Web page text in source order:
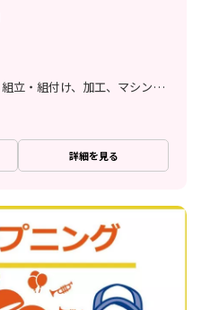
検査、梱包・仕分け、組立・組付け、加工、マシンオペレーター、クリーンルーム、ライン作業、立ち作業
詳細を見る